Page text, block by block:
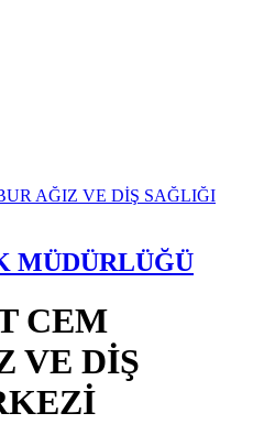
MÜDÜRLÜĞÜ
CEM
VE DİŞ